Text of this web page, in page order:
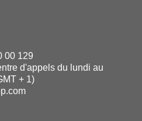
00 129
d'appels du lundi au
+ 1)